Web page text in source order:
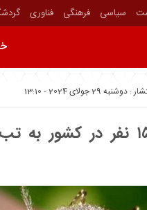
سیاسی فرهنگی فناوری
29 جولای 2024 - 13:10
ابتلای بیش از ۱۵۲ نفر در